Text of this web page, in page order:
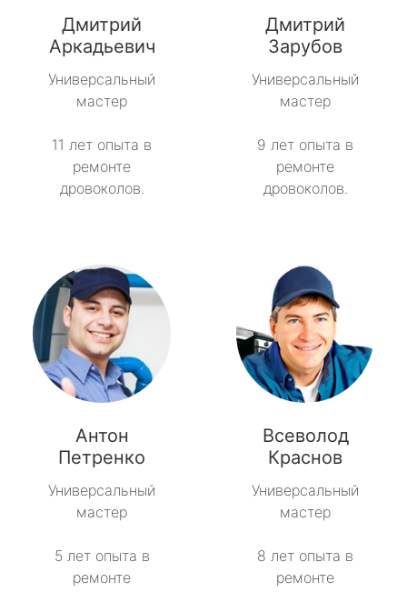
Дмитрий
Аркадьевич
Универсальный
мастер
11 лет опыта в
ремонте
дровоколов.
Дмитрий
Зарубов
Универсальный
мастер
9 лет опыта в
ремонте
дровоколов.
Антон
Петренко
Универсальный
мастер
5 лет опыта в
ремонте
Всеволод
Краснов
Универсальный
мастер
8 лет опыта в
ремонте